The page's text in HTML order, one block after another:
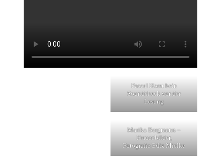
Pascal Horst bein
Soundcheck vor der
Lesung
Marika Bergmann –
Frauenbilder,
Fotografie Ediz Mielke